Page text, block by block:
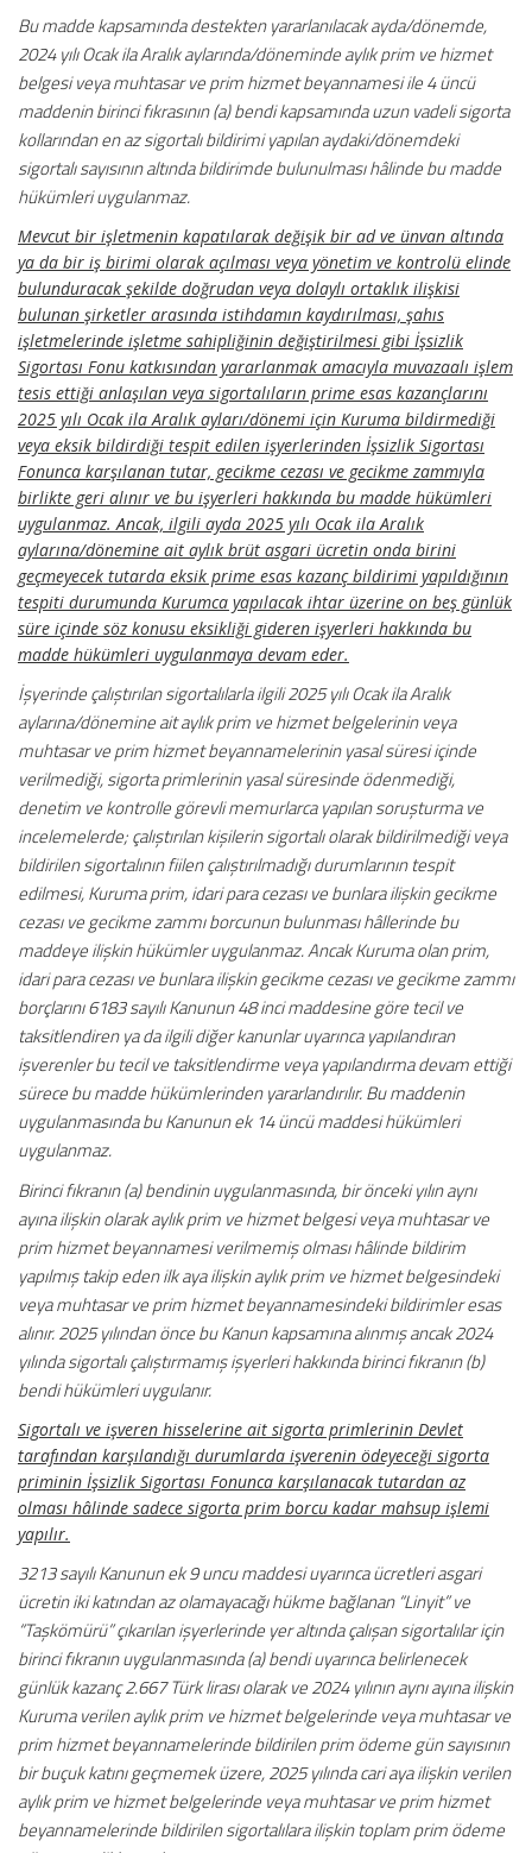
Bu madde kapsamında destekten yararlanılacak ayda/dönemde,
2024 yılı Ocak ila Aralık aylarında/döneminde aylık prim ve hizmet
belgesi veya muhtasar ve prim hizmet beyannamesi ile 4 üncü
maddenin birinci fıkrasının (a) bendi kapsamında uzun vadeli sigorta
kollarından en az sigortalı bildirimi yapılan aydaki/dönemdeki
sigortalı sayısının altında bildirimde bulunulması hâlinde bu madde
hükümleri uygulanmaz.
Mevcut bir işletmenin kapatılarak değişik bir ad ve ünvan altında
ya da bir iş birimi olarak açılması veya yönetim ve kontrolü elinde
bulunduracak şekilde doğrudan veya dolaylı ortaklık ilişkisi
bulunan şirketler arasında istihdamın kaydırılması, şahıs
işletmelerinde işletme sahipliğinin değiştirilmesi gibi İşsizlik
Sigortası Fonu katkısından yararlanmak amacıyla muvazaalı işlem
tesis ettiği anlaşılan veya sigortalıların prime esas kazançlarını
2025 yılı Ocak ila Aralık ayları/dönemi için Kuruma bildirmediği
veya eksik bildirdiği tespit edilen işyerlerinden İşsizlik Sigortası
Fonunca karşılanan tutar, gecikme cezası ve gecikme zammıyla
birlikte geri alınır ve bu işyerleri hakkında bu madde hükümleri
uygulanmaz. Ancak, ilgili ayda 2025 yılı Ocak ila Aralık
aylarına/dönemine ait aylık brüt asgari ücretin onda birini
geçmeyecek tutarda eksik prime esas kazanç bildirimi yapıldığının
tespiti durumunda Kurumca yapılacak ihtar üzerine on beş günlük
süre içinde söz konusu eksikliği gideren işyerleri hakkında bu
madde hükümleri uygulanmaya devam eder.
İşyerinde çalıştırılan sigortalılarla ilgili 2025 yılı Ocak ila Aralık
aylarına/dönemine ait aylık prim ve hizmet belgelerinin veya
muhtasar ve prim hizmet beyannamelerinin yasal süresi içinde
verilmediği, sigorta primlerinin yasal süresinde ödenmediği,
denetim ve kontrolle görevli memurlarca yapılan soruşturma ve
incelemelerde; çalıştırılan kişilerin sigortalı olarak bildirilmediği veya
bildirilen sigortalının fiilen çalıştırılmadığı durumlarının tespit
edilmesi, Kuruma prim, idari para cezası ve bunlara ilişkin gecikme
cezası ve gecikme zammı borcunun bulunması hâllerinde bu
maddeye ilişkin hükümler uygulanmaz. Ancak Kuruma olan prim,
idari para cezası ve bunlara ilişkin gecikme cezası ve gecikme zammı
borçlarını 6183 sayılı Kanunun 48 inci maddesine göre tecil ve
taksitlendiren ya da ilgili diğer kanunlar uyarınca yapılandıran
işverenler bu tecil ve taksitlendirme veya yapılandırma devam ettiği
sürece bu madde hükümlerinden yararlandırılır. Bu maddenin
uygulanmasında bu Kanunun ek 14 üncü maddesi hükümleri
uygulanmaz.
Birinci fıkranın (a) bendinin uygulanmasında, bir önceki yılın aynı
ayına ilişkin olarak aylık prim ve hizmet belgesi veya muhtasar ve
prim hizmet beyannamesi verilmemiş olması hâlinde bildirim
yapılmış takip eden ilk aya ilişkin aylık prim ve hizmet belgesindeki
veya muhtasar ve prim hizmet beyannamesindeki bildirimler esas
alınır. 2025 yılından önce bu Kanun kapsamına alınmış ancak 2024
yılında sigortalı çalıştırmamış işyerleri hakkında birinci fıkranın (b)
bendi hükümleri uygulanır.
Sigortalı ve işveren hisselerine ait sigorta primlerinin Devlet
tarafından karşılandığı durumlarda işverenin ödeyeceği sigorta
priminin İşsizlik Sigortası Fonunca karşılanacak tutardan az
olması hâlinde sadece sigorta prim borcu kadar mahsup işlemi
yapılır.
3213 sayılı Kanunun ek 9 uncu maddesi uyarınca ücretleri asgari
ücretin iki katından az olamayacağı hükme bağlanan “Linyit” ve
“Taşkömürü” çıkarılan işyerlerinde yer altında çalışan sigortalılar için
birinci fıkranın uygulanmasında (a) bendi uyarınca belirlenecek
günlük kazanç 2.667 Türk lirası olarak ve 2024 yılının aynı ayına ilişkin
Kuruma verilen aylık prim ve hizmet belgelerinde veya muhtasar ve
prim hizmet beyannamelerinde bildirilen prim ödeme gün sayısının
bir buçuk katını geçmemek üzere, 2025 yılında cari aya ilişkin verilen
aylık prim ve hizmet belgelerinde veya muhtasar ve prim hizmet
beyannamelerinde bildirilen sigortalılara ilişkin toplam prim ödeme